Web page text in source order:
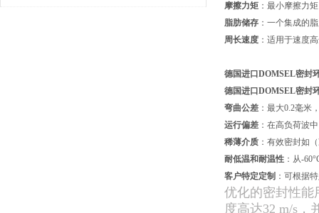
摩擦力矩 ：最小摩擦力
脂肪储存 ：一个集成的
周长速度 ：适用于速度
德国进口DOMSEL密封
德国进口DOMSEL密封
弯曲公差 ：最大0.2毫米
运行偏差 ：在高负荷波
稀薄介质 ：有效密封如
耐低温和耐温性 ：从-
客户特定定制 ：可根据
优化的密封性能
度高达32 m/s，